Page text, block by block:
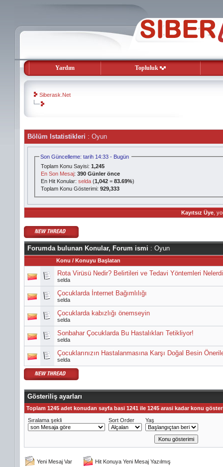
Yardım Topluluk
Siberask.Net
evooli
gaziantep
escort
gaziantep
escort
Bölüm Istatistikleri : Oyun
Son Güncelleme: tarih 14:33 - Bugün
Toplam Konu Sayisi:1,245
En Son Mesaj:390 Günler önce
En Hit Konular:selda (1,042 =83.69%)
Toplam Konu Gösterimi:929,333
Kayıtsız Üye,
Forumda bulunan Konular, Forum ismi : Oyun
Konu / Konuyu Başlatan
Rota Virüsü Nedir? Belirtileri ve Tedavi Yöntemleri
selda
Çocuklarda İnternet Bağımlılığı
selda
Çocuklarda kabızlığı önemseyin
selda
Sonbahar Çocuklarda Bu Hastalıkları Tetikliyor!
selda
Çocuklarınızın Hastalanmasına Karşı Doğal Besin
selda
Gösteriliş ayarları
Toplam 1245 adet konudan sayfa basi 1241 ile 1245 arasi kadar konu
Sıralama şekli
Sort Order Yaş
Yeni Mesaj Var Hit Konuya Yeni Mesaj Yazılmış